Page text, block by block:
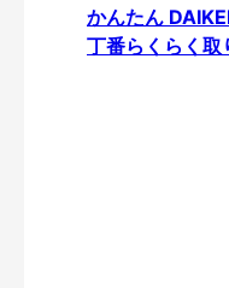
かんたん
丁番らくらく取